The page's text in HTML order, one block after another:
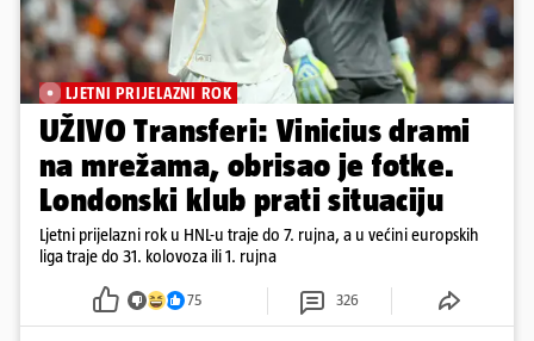
LJETNI PRIJELAZNI ROK
UŽIVO Transferi: Vinicius drami
na mrežama, obrisao je fotke.
Londonski klub prati situaciju
Ljetni prijelazni rok u HNL-u traje do 7. rujna, a u većini europskih
liga traje do 31. kolovoza ili 1. rujna
75 326